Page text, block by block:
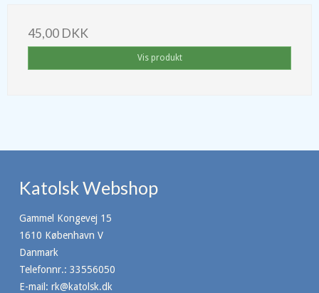
45,00 DKK
Vis produkt
Katolsk Webshop
Gammel Kongevej 15
1610 København V
Danmark
Telefonnr.: 33556050
E-mail : rk@katolsk.dk